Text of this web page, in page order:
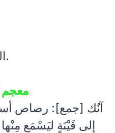
(الآنُك): الرصاص الأسود.
معجم
آنُك [جمع]: رصاص
إِلى قَيْنَةٍ ليَسْمَع